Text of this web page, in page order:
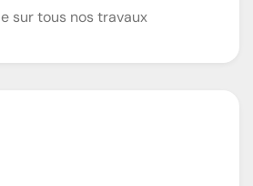
sur tous nos travaux